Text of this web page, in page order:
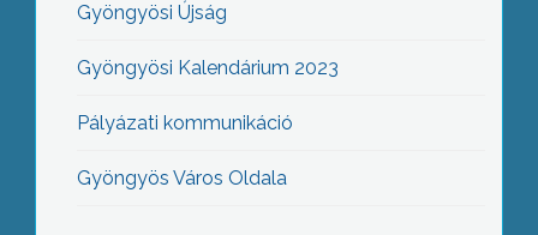
Gyöngyösi Újság
Gyöngyösi Kalendárium 2023
Pályázati kommunikáció
Gyöngyös Város Oldala